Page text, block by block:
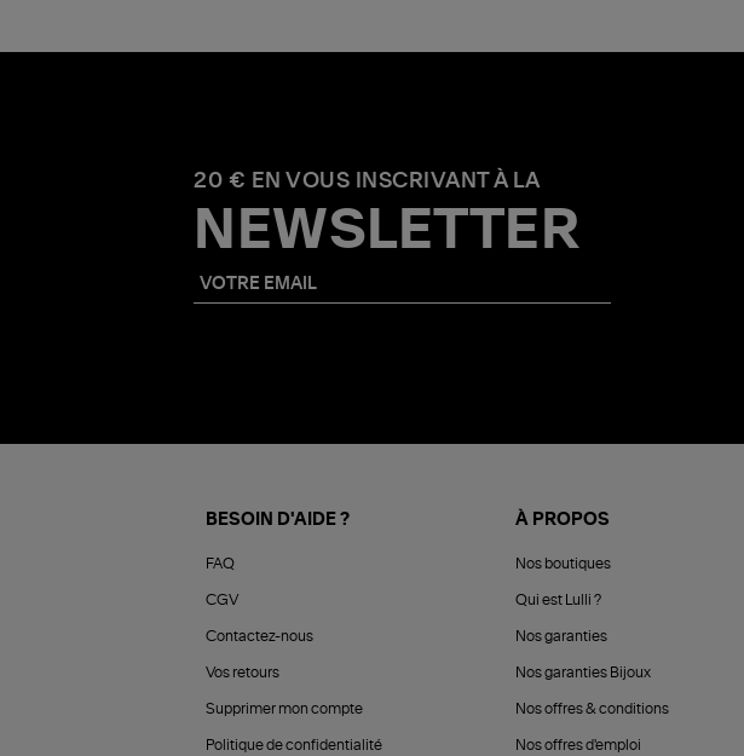
20 € EN VOUS INSCRIVANT À LA
NEWSLETTER
BESOIN D'AIDE ?
FAQ
CGV
Contactez-nous
Vos retours
Supprimer mon compte
Politique de confidentialité
À PROPOS
Nos boutiques
Qui est Lulli ?
Nos garanties
Nos garanties Bijoux
Nos offres & conditions
Nos offres d'emploi